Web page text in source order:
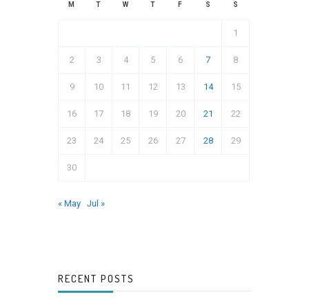
M T W T F S S
1
2 3 4 5 6 7 8
9 10 11 12 13 14 15
16 17 18 19 20 21 22
23 24 25 26 27 28 29
30
« May Jul »
RECENT POSTS